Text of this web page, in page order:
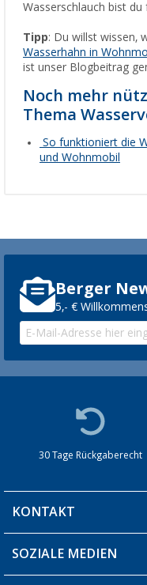
Wasserschlauch bist
Tipp: Du willst wissen,
Wasserhahn in
ist unser Blogbeitrag
Noch mehr
Thema
So funktioniert die
und Wohnmobil
Berger
5,- €
30 Tage Rückgaberecht
KONTAKT
Du hast eine Frage?
SOZIALE MEDIEN